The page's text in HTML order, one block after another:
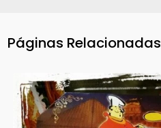
Páginas Relacionadas